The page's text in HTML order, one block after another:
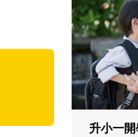
學前預備備